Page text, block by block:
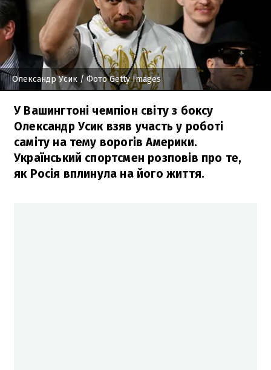
Олександр Усик / Фото Getty Images
У Вашингтоні чемпіон світу з боксу
Олександр Усик взяв участь у роботі
саміту на тему ворогів Америки.
Український спортсмен розповів про те,
як Росія вплинула на його життя.